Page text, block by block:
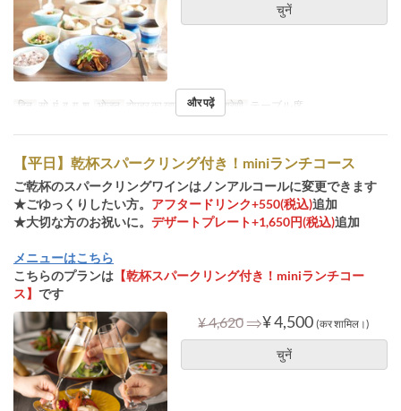
चुनें
दिन सो, मं, बु, गु, शु भोजन दोपहर का खाना सीट की श्रेणी テーブル席
और पढ़ें
【平日】乾杯スパークリング付き！miniランチコース
ご乾杯のスパークリングワインはノンアルコールに変更できます
★ごゆっくりしたい方。 アフタードリンク+550(税込)追加
★大切な方のお祝いに。 デザートプレート+1,650円(税込)追加
メニューはこちら
こちらのプランは 【乾杯スパークリング付き！miniランチコー
ス】 です
¥ 4,620 ⇒¥ 4,500 (कर शामिल।)
चुनें